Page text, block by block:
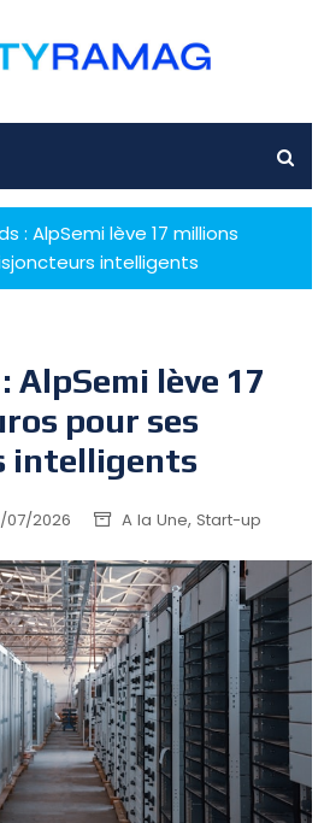
: AlpSemi lève 17 millions
intelligents
AlpSemi lève 17
pour ses
intelligents
07/2026 A la Une, Start-up